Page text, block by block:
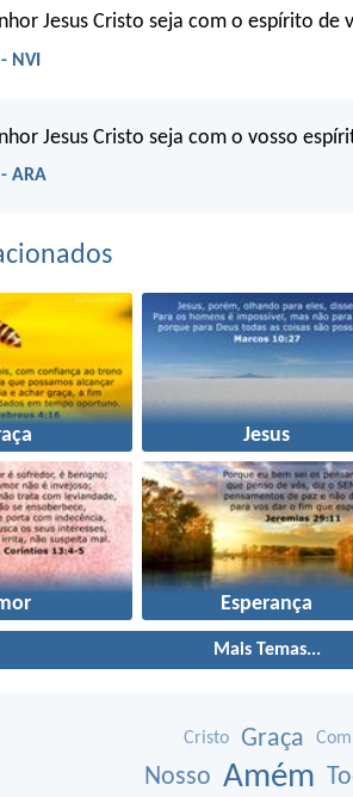
Jesus Cristo seja com o espírito de
NVI
Jesus Cristo seja com o vosso
ARA
Jesus
Esperança
Mais Temas...
Cristo Graça Com
Nosso Amém